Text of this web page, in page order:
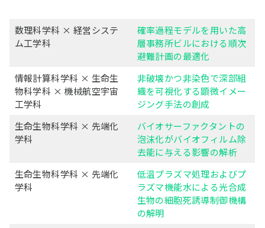
数理科学科 × 経営システ
ム工学科
確率過程モデルを用いた高
層事務所ビルにおける順次
避難計画の最適化
情報計算科学科 × 生命生
物科学科 × 機械航空宇宙
工学科
非破壊かつ非染色で深部組
織を可視化する顕微イメー
ジング手法の創成
生命生物科学科 × 先端化
学科
バイオサーファクタントの
泡沫化がバイオフィルム除
去能に与える影響の解析
生命生物科学科 × 先端化
学科
低温プラズマ処理およびプ
ラズマ機能水による光合成
生物の細胞死誘導制御機構
の解明